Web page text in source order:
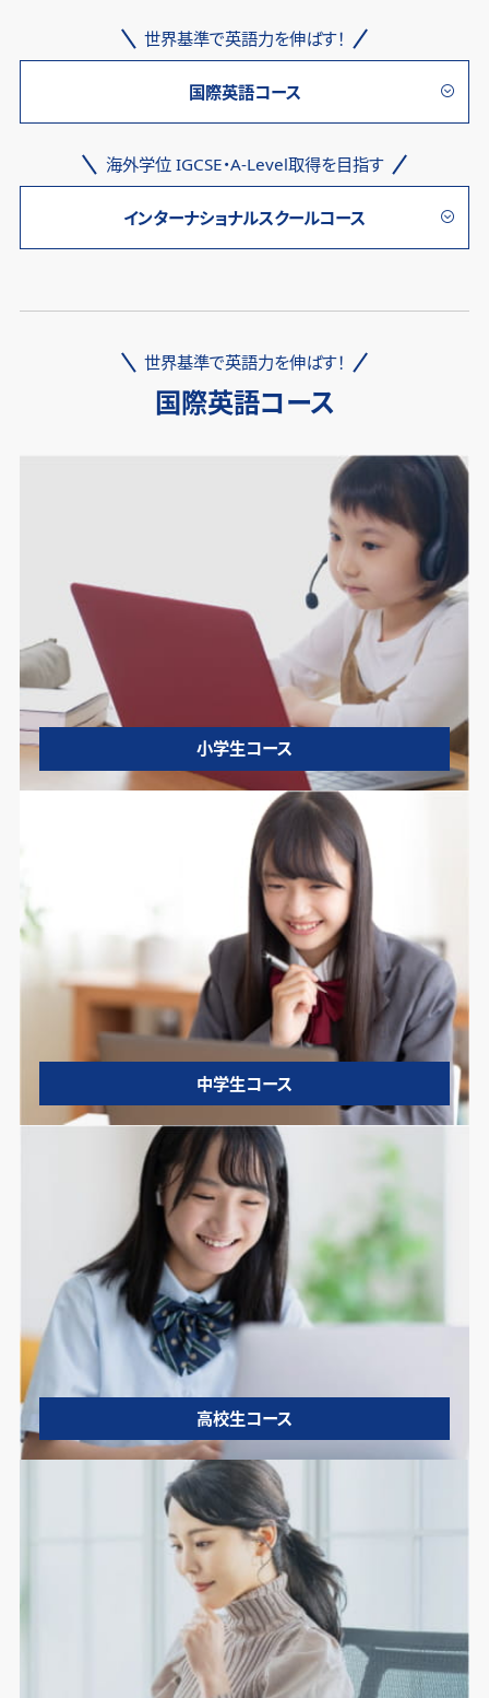
世界基準で英語力を伸ばす！
国際英語コース
海外学位 IGCSE・A-Level取得を目指す
インターナショナルスクールコース
世界基準で英語力を伸ばす！
国際英語コース
小学生コース
中学生コース
高校生コース